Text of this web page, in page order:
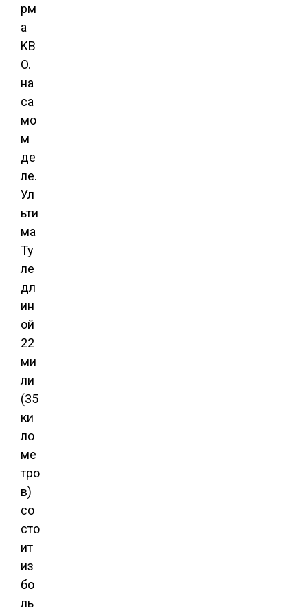
рм
а
KB
O.
на
са
мо
м
де
ле.
Ул
ьти
ма
Ту
ле
дл
ин
ой
22
ми
ли
(35
ки
ло
ме
тро
в)
со
сто
ит
из
бо
ль